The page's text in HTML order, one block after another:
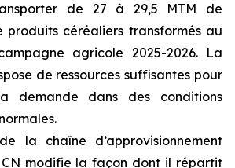
de 27 à 29,5 MTM de
produits céréaliers transformés au
agricole 2025-2026. La
de ressources suffisantes pour
demande dans des conditions
la chaîne d’approvisionnement
modifie la façon dont il répartit